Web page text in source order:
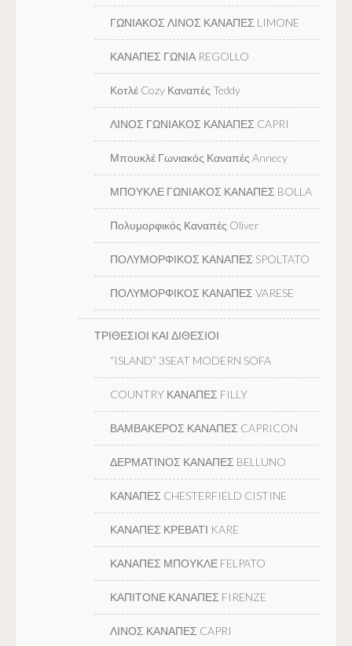
ΓΩΝΙΑΚΟΣ ΛΙΝΟΣ ΚΑΝΑΠΕΣ LIMONE
ΚΑΝΑΠΕΣ ΓΩΝΙΑ REGOLLO
Κοτλέ Cozy Καναπές Teddy
ΛΙΝΟΣ ΓΩΝΙΑΚΟΣ ΚΑΝΑΠΕΣ CAPRI
Μπουκλέ Γωνιακός Καναπές Annecy
ΜΠΟΥΚΛΕ ΓΩΝΙΑΚΟΣ ΚΑΝΑΠΕΣ BOLLA
Πολυμορφικός Καναπές Oliver
ΠΟΛΥΜΟΡΦΙΚΟΣ ΚΑΝΑΠΕΣ SPOLTATO
ΠΟΛΥΜΟΡΦΙΚΟΣ ΚΑΝΑΠΕΣ VARESE
ΤΡΙΘΕΣΙΟΙ ΚΑΙ ΔΙΘΕΣΙΟΙ
“ISLAND” 3SEAT MODERN SOFA
COUNTRY ΚΑΝΑΠΕΣ FILLY
ΒΑΜΒΑΚΕΡΟΣ ΚΑΝΑΠΕΣ CAPRICON
ΔΕΡΜΑΤΙΝΟΣ ΚΑΝΑΠΕΣ BELLUNO
ΚΑΝΑΠΕΣ CHESTERFIELD CISTINE
ΚΑΝΑΠΕΣ ΚΡΕΒΑΤΙ KARE
ΚΑΝΑΠΕΣ ΜΠΟΥΚΛΕ FELPATO
ΚΑΠΙΤΟΝΕ ΚΑΝΑΠΕΣ FIRENZE
ΛΙΝΟΣ ΚΑΝΑΠΕΣ CAPRI